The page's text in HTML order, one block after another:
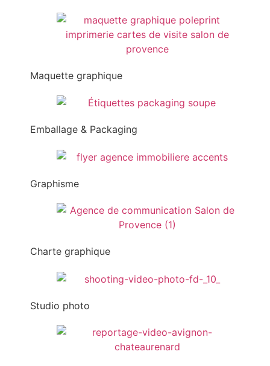
Maquette graphique
Emballage & Packaging
Graphisme
Charte graphique
Studio photo